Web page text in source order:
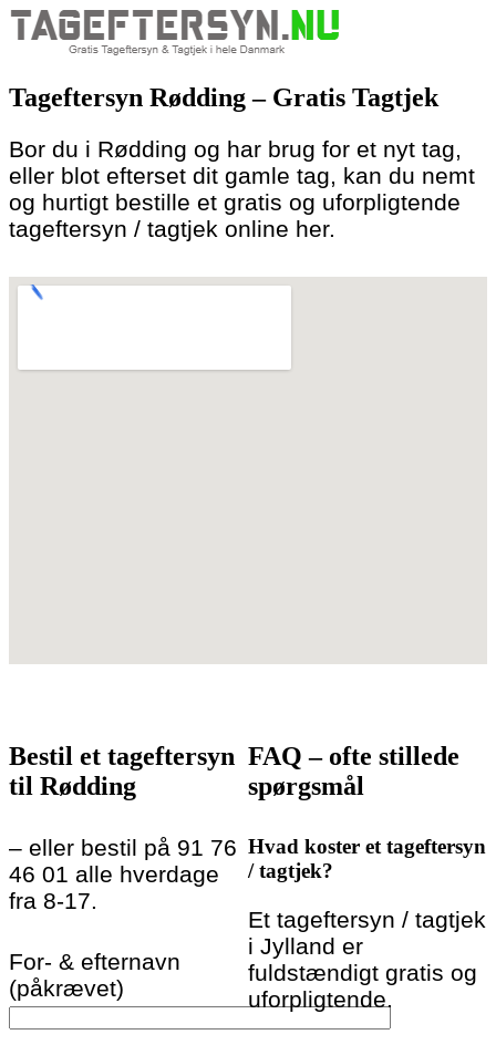
to
content
Tageftersyn Rødding – Gratis Tagtjek
Bor du i Rødding og har brug for et nyt tag,
eller blot efterset dit gamle tag, kan du nemt
og hurtigt bestille et gratis og uforpligtende
tageftersyn / tagtjek online her.
Bestil et tageftersyn
til Rødding
– eller bestil på 91 76
46 01 alle hverdage
fra 8-17.
For- & efternavn
(påkrævet)
FAQ – ofte stillede
spørgsmål
Hvad koster et tageftersyn
/ tagtjek?
Et tageftersyn / tagtjek
i Jylland er
fuldstændigt gratis og
uforpligtende.